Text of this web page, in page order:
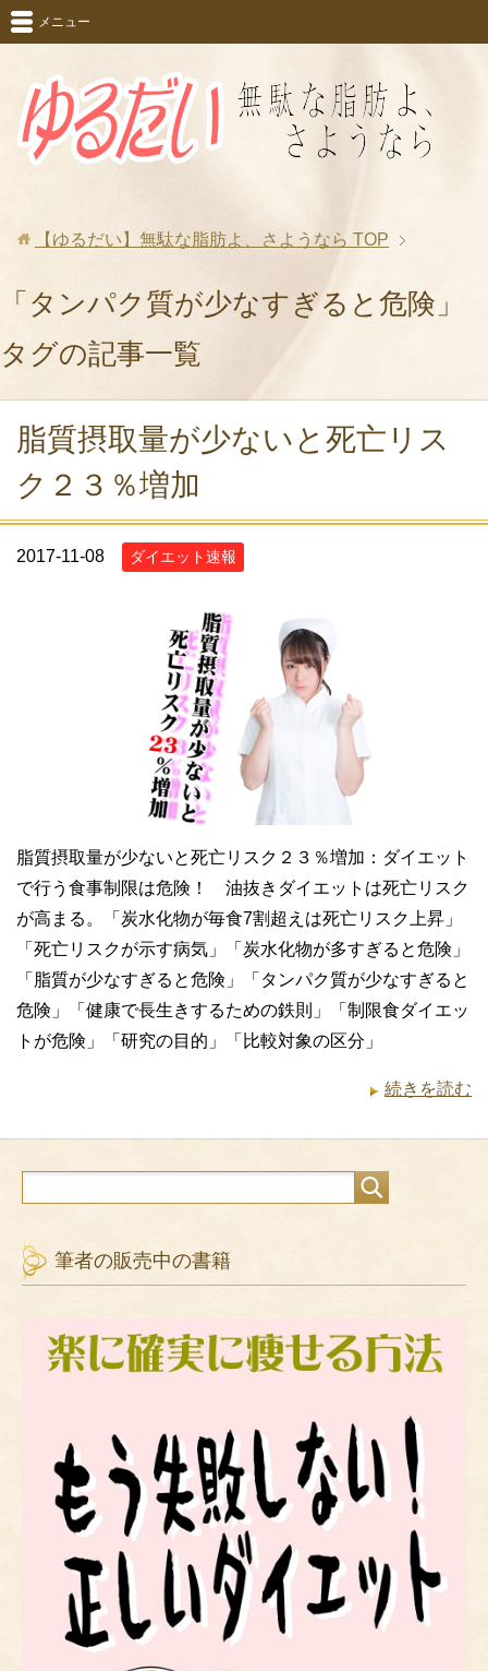
メニュー
【ゆるだい】無駄な脂肪よ、さようなら TOP
「タンパク質が少なすぎると危険」
タグの記事一覧
脂質摂取量が少ないと死亡リス
ク２３％増加
2017-11-08 ダイエット速報
脂質摂取量が少ないと死亡リスク２３％増加：ダイエット
で行う食事制限は危険！ 油抜きダイエットは死亡リスク
が高まる。「炭水化物が毎食7割超えは死亡リスク上昇」
「死亡リスクが示す病気」「炭水化物が多すぎると危険」
「脂質が少なすぎると危険」「タンパク質が少なすぎると
危険」「健康で長生きするための鉄則」「制限食ダイエッ
トが危険」「研究の目的」「比較対象の区分」
続きを読む
筆者の販売中の書籍